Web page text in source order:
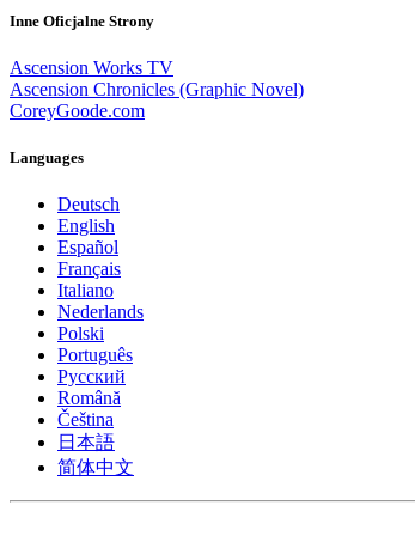
Inne Oficjalne Strony
Ascension Works TV
Ascension Chronicles (Graphic Novel)
CoreyGoode.com
Languages
Deutsch
English
Español
Français
Italiano
Nederlands
Polski
Português
Pусский
Română
Čeština
日本語
简体中文